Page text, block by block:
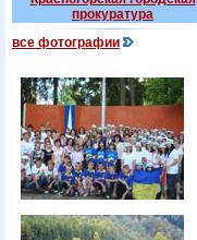
прокуратура
все фотографии